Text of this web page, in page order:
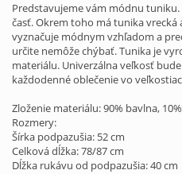
Predstavujeme vám módnu
časť. Okrem toho má tunika vrecká
vyznačuje módnym vzhľadom a
určite nemôže chýbať. Tunika je
materiálu. Univerzálna veľkosť
každodenné oblečenie vo
Zloženie materiálu: 90% bavlna,
Rozmery:
Šírka podpazušia: 52 cm
Celková dĺžka: 78/87 cm
Dĺžka rukávu od podpazušia: 40 cm